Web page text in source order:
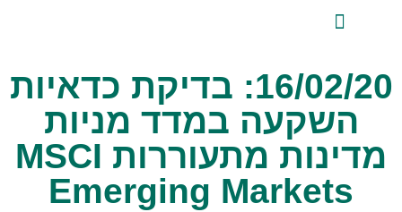
16/02/20: בדיקת כדאיות
השקעה במדד מניות
מדינות מתעוררות MSCI
Emerging Markets